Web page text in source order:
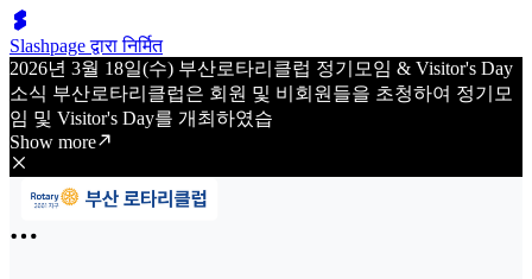
Slashpage द्वारा निर्मित
2026년 3월 18일(수) 부산로타리클럽 정기모임 & Visitor's Day
소식 부산로타리클럽은 회원 및 비회원들을 초청하여 정기모
임 및 Visitor's Day를 개최하였습
Show more